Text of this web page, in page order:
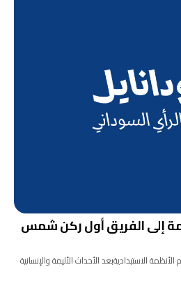
إلى الفريق أول ركن شمس
الاستبداديةبعد الأحداث الأليمة والإنسانية